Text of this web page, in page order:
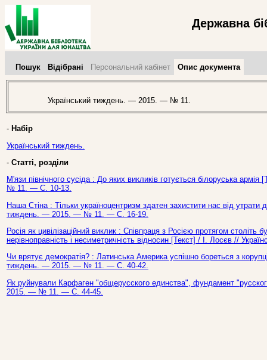
Державна
Пошук Відібрані Персональний кабінет Опис документа
Український тиждень. — 2015. — № 11.
- Набір
Український тиждень.
- Статті, розділи
М'язи північного сусіда : До яких викликів готується білоруська
№ 11. — С. 10-13.
Наша Стіна : Тільки україноцентризм здатен захистити нас від
тиждень. — 2015. — № 11. — С. 16-19.
Росія як цивілізаційний виклик : Співпраця з Росією протягом
нерівноправність і несиметричність відносин [Текст] / І. Лосєв //
Чи врятує демократія? : Латинська Америка успішно бореться з
тиждень. — 2015. — № 11. — С. 40-42.
Як руйнували Карфаген "общерусского единства", фундамент
2015. — № 11. — С. 44-45.